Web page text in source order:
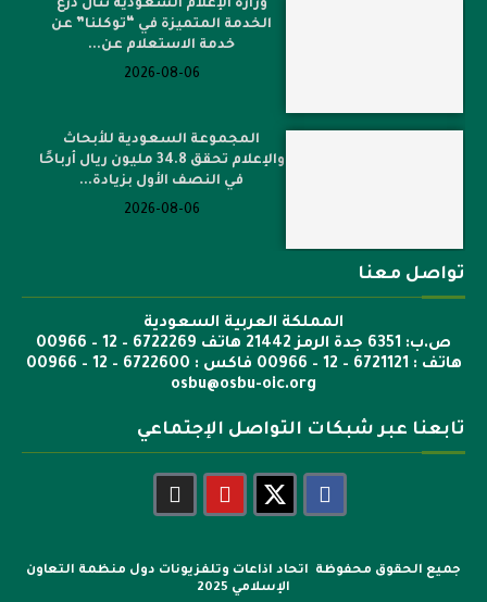
وزارة الإعلام السعودية تنال درع
الخدمة المتميزة في “توكلنا” عن
خدمة الاستعلام عن...
2026-08-06
المجموعة السعودية للأبحاث
والإعلام تحقق 34.8 مليون ريال أرباحًا
في النصف الأول بزيادة...
2026-08-06
تواصل معنا
المملكة العربية السعودية
ص.ب: 6351 جدة الرمز 21442 هاتف 6722269 – 12 – 00966
هاتف : 6721121 – 12 – 00966 فاكس : 6722600 – 12 – 00966
osbu@osbu-oic.org
تابعنا عبر شبكات التواصل الإجتماعي
جميع الحقوق محفوظة اتحاد اذاعات وتلفزيونات دول منظمة التعاون
الإسلامي 2025